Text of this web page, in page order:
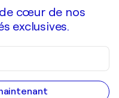
cœur de nos
exclusives.